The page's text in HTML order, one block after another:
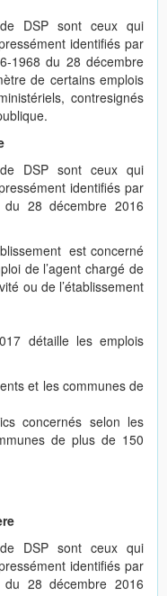
DSP sont ceux qui
identifiés par
1968 du 28 décembre
de certains emplois
contresignés
DSP sont ceux qui
identifiés par
28 décembre 2016
est concerné
de l’agent chargé de
ou de l’établissement
détaille les emplois
et les communes de
concernés selon les
de plus de 150
DSP sont ceux qui
identifiés par
28 décembre 2016